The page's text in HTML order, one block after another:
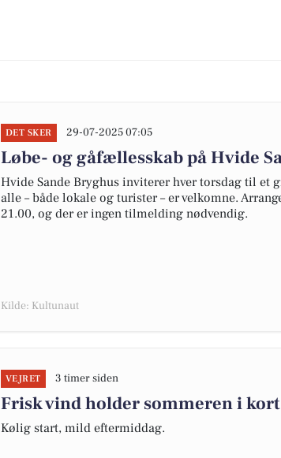
DET SKER 29-07-2025 07:05
Løbe- og gåfællesskab på Hvide
Hvide Sande Bryghus inviterer hver torsdag til et
alle – både lokale og turister – er velkomne.
21.00, og der er ingen tilmelding nødvendig.
Kilde: Kultunaut
VEJRET 3 timer siden
Frisk vind holder sommeren i
Kølig start, mild eftermiddag.